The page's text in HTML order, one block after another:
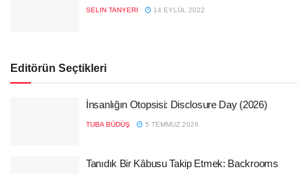
SELIN TANYERI 14 EYLÜL 2022
Editörün Seçtikleri
İnsanlığın Otopsisi: Disclosure Day (2026)
TUBA BÜDÜŞ 5 TEMMUZ 2026
Tanıdık Bir Kâbusu Takip Etmek: Backrooms